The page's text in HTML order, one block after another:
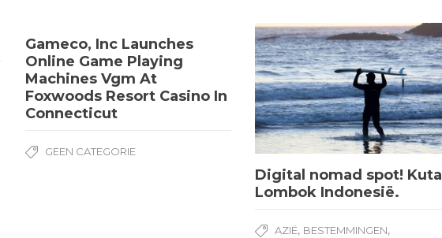
Gameco, Inc Launches
Online Game Playing
Machines Vgm At
Foxwoods Resort Casino In
Connecticut
GEEN CATEGORIE
Digital nomad spot! Kuta
Lombok Indonesië.
AZIË, BESTEMMINGEN,